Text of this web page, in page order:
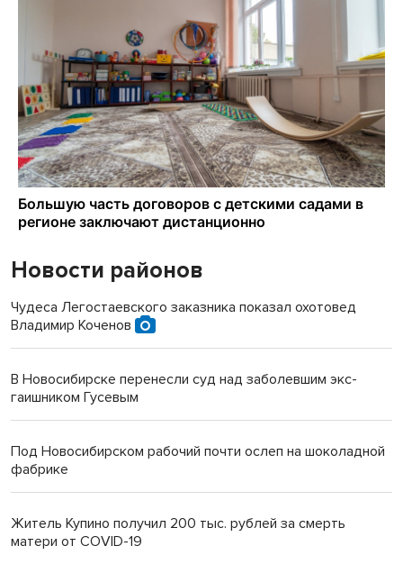
Новости районов
Чудеса Легостаевского заказника показал охотовед
Владимир Коченов
В Новосибирске перенесли суд над заболевшим экс-
гаишником Гусевым
Под Новосибирском рабочий почти ослеп на шоколадной
фабрике
Житель Купино получил 200 тыс. рублей за смерть
матери от COVID-19